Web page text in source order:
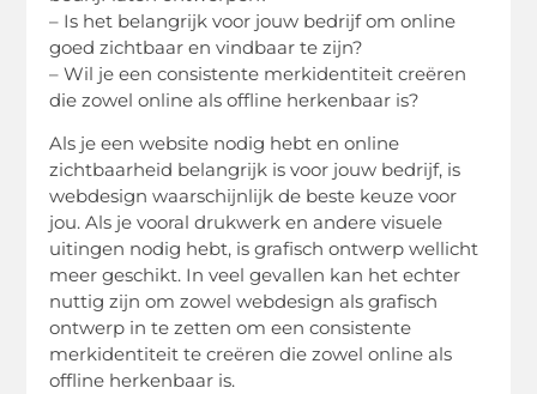
– Is het belangrijk voor jouw bedrijf om online
goed zichtbaar en vindbaar te zijn?
– Wil je een consistente merkidentiteit creëren
die zowel online als offline herkenbaar is?
Als je een website nodig hebt en online
zichtbaarheid belangrijk is voor jouw bedrijf, is
webdesign waarschijnlijk de beste keuze voor
jou. Als je vooral drukwerk en andere visuele
uitingen nodig hebt, is grafisch ontwerp wellicht
meer geschikt. In veel gevallen kan het echter
nuttig zijn om zowel webdesign als grafisch
ontwerp in te zetten om een consistente
merkidentiteit te creëren die zowel online als
offline herkenbaar is.